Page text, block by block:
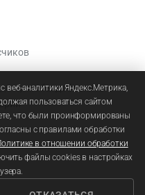
, чтобы добавлять
веб-аналитики Яндекс.Метрика,
пользоваться сайтом
что были проинформированы
с правилами обработки
в отношении обработки
файлы cookies в настройках